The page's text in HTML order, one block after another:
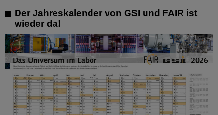
Der Jahreskalender von GSI und FAIR ist
wieder da!